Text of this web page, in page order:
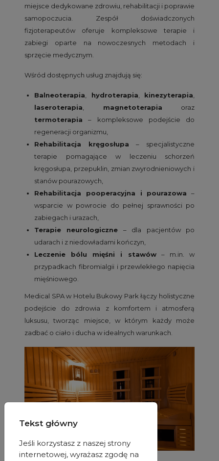
miejsce dedykowane zdrowiu, rehabilitacji i poprawie
samopoczucia. Zespół doświadczonych
fizjoterapeutów oferuje kompleksowe terapie i
zabiegi oparte na nowoczesnych metodach i
sprzęcie medycznym.
Wśród dostępnych usług znajdują się:
Balneoterapia, hydroterapia, kinezyterapia,
laseroterapia, magnetoterapia oraz
termoterapia – kompleksowe podejście do
regeneracji organizmu,
Rehabilitacja kręgosłupa – specjalistyczne
terapie pomagające w leczeniu schorzeń
kręgosłupa, przepuklin, zmian zwyrodnieniowych i
stanów pourazowych,
Rehabilitacja pooperacyjna i pourazowa –
wsparcie w powrocie do pełnej sprawności po
zabiegach i urazach,
Terapie neurologiczne – dla pacjentów po
udarach i z niedowładami kończyn,
Leczenie bólu mięśni i stawów– m.in. w
przypadkach fibromialgii i przewlekłego napięcia
mięśniowego.
Medical SPA w Hotelu Bukowy Park łączy holistyczne
podejście do zdrowia z komfortem i atmosferą
luksusu, tworząc miejsce, w którym każdy może
zadbać o ciało i ducha w idealnych warunkach.
Tekst główny
Jeśli korzystasz z naszej strony
internetowej, wyrażasz zgodę na